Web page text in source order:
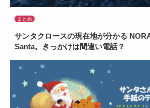
まとめ
サンタクロースの現在地が分かる
Santa。きっかけは間違い電話？